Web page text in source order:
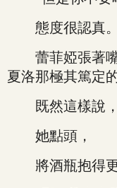
態度很認真。
蕾菲婭張著嘴
夏洛那極其篤定
既然這樣說，
她點頭，
將酒瓶抱得更